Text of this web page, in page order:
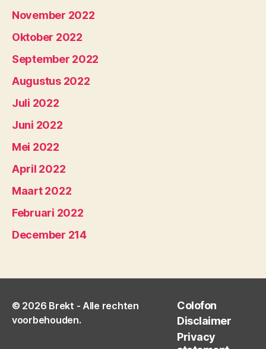
November 2022
Oktober 2022
September 2022
Augustus 2022
Juli 2022
Juni 2022
Mei 2022
April 2022
Maart 2022
Februari 2022
December 214
© 2026 Brekt - Alle rechten
voorbehouden.
Colofon
Disclaimer
Privacy